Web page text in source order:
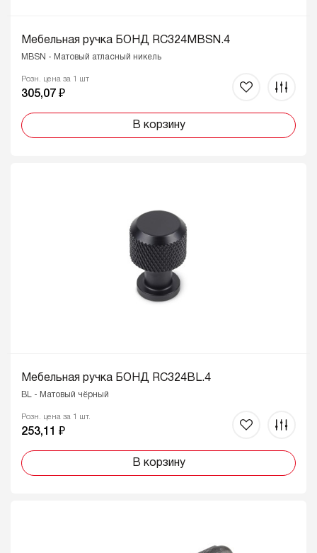
Мебельная ручка БОНД RC324MBSN.4
MBSN - Матовый атласный никель
Розн. цена за 1 шт
305,07 ₽
В корзину
Мебельная ручка БОНД RC324BL.4
BL - Матовый чёрный
Розн. цена за 1 шт.
253,11 ₽
В корзину